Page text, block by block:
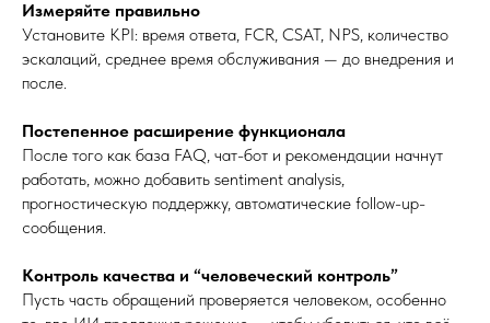
Измеряйте правильно
Установите KPI: время ответа, FCR, CSAT, NPS, количество
эскалаций, среднее время обслуживания — до внедрения и
после.
Постепенное расширение функционала
После того как база FAQ, чат-бот и рекомендации начнут
работать, можно добавить sentiment analysis,
прогностическую поддержку, автоматические follow-up-
сообщения.
Контроль качества и “человеческий контроль”
Пусть часть обращений проверяется человеком, особенно